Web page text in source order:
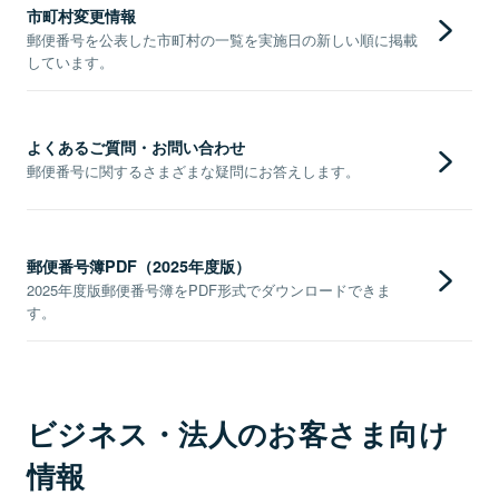
市町村変更情報
郵便番号を公表した市町村の一覧を実施日の新しい順に掲載
しています。
よくあるご質問・お問い合わせ
郵便番号に関するさまざまな疑問にお答えします。
郵便番号簿PDF（2025年度版）
2025年度版郵便番号簿をPDF形式でダウンロードできま
す。
ビジネス・法人のお客さま向け
情報